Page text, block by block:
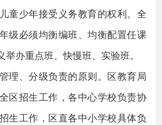
童少年接受义务教育的权利。全
级必须均衡编班、均衡配置任课
办重点班、快慢班、实验班。
、分级负责的原则。区教育局
区招生工作，各中心学校负责协
生工作，区直各中小学校具体负